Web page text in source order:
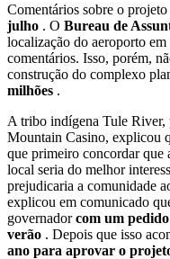
Comentários sobre o
julho . O Bureau de
localização do aeroporto
comentários. Isso, porém,
construção do complexo
milhões .
A tribo indígena Tule River,
Mountain Casino, explicou
que primeiro concordar que
local seria do melhor
prejudicaria a comunidade
explicou em comunicado
governadorcom um
verão . Depois que isso
ano para aprovar o